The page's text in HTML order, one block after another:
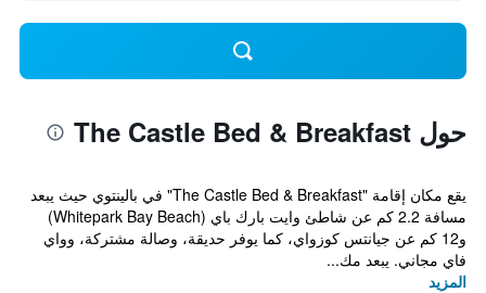
حول The Castle Bed & Breakfast
يقع مكان إقامة "The Castle Bed & Breakfast" في بالينتوي حيث يبعد
مسافة 2.2 كم عن شاطئ وايت بارك باي (Whitepark Bay Beach)
و12 كم عن جيانتس كوزواي، كما يوفر حديقة، وصالة مشتركة، وواي
فاي مجاني. يبعد مك...
المزيد